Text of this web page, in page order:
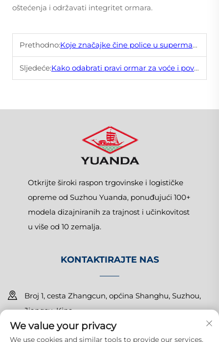
oštećenja i održavati integritet ormara.
Prethodno:Koje značajke čine police u supermarketima izdržljivijim?
Sljedeće:Kako odabrati pravi ormar za voće i povrće za vašu trgovinu?
Otkrijte široki raspon trgovinske i logističke
opreme od Suzhou Yuanda, ponuđujući 100+
modela dizajniranih za trajnost i učinkovitost
u više od 10 zemalja.
KONTAKTIRAJTE NAS
Broj 1, cesta Zhangcun, općina Shanghu, Suzhou,
Jiangsu, Kina
+86-15150179453
We value your privacy
We use cookies and similar tools to provide our services.